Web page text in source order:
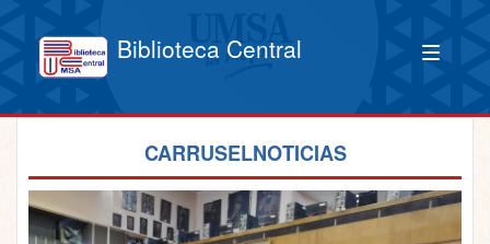
Biblioteca Central
CARRUSELNOTICIAS